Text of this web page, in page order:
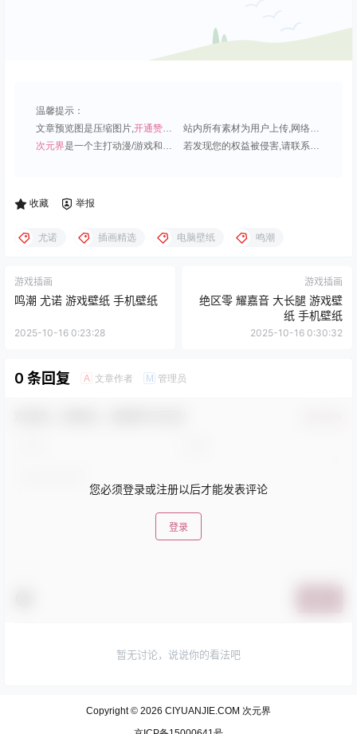
温馨提示：
文章预览图是压缩图片,开通赞助会员 可免费下载超清原图;
站内所有素材为用户上传,网络分享或原创,请勿用于商业用途;
次元界是一个主打动漫/游戏和虚拟偶像角色的插画壁纸平台; 若发现您的权益被侵害,请联系QQ1815919191,我们尽快处理.
收藏 举报
尤诺 插画精选 电脑壁纸 鸣潮
游戏插画
鸣潮 尤诺 游戏壁纸 手机壁纸
2025-10-16 0:23:28
游戏插画
绝区零 耀嘉音 大长腿 游戏壁
纸 手机壁纸
2025-10-16 0:30:32
0 条回复 A 文章作者 M 管理员
您必须登录或注册以后才能发表评论
登录
暂无讨论，说说你的看法吧
Copyright © 2026 CIYUANJIE.COM 次元界